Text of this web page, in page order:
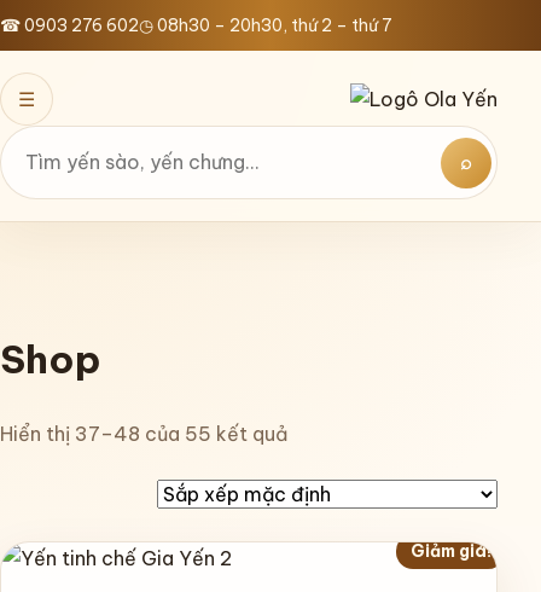
Bỏ
qua
nội
dung
☎ 0903 276 602◷ 08h30 – 20h30, thứ 2 – thứ 7
☰
Tìm
⌕
Shop
Hiển thị 37–48 của 55 kết quả
Giảm giá!